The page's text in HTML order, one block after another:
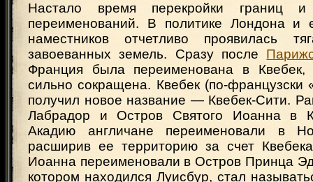
Настало время перекройки границ и
переименований. В политике Лондона и
наместников отчетливо проявилась
завоеванных земель. Сразу после
Франция была переименована в Квебек,
сильно сокращена. Квебек (по-французски
получил новое название — Квебек-Сити.
Лабрадор и Остров Святого Иоанна в
Акадию англичане переименовали в
расширив ее территорию за счет
Иоанна переименовали в Остров Принца
котором находился Луисбур, стал